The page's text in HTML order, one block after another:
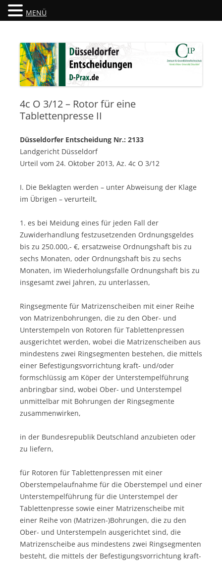
Düsseldorfer Entscheidungen
4c O 3/12 – Rotor für eine
Tablettenpresse II
Düsseldorfer Entscheidung Nr.: 2133
Landgericht Düsseldorf
Urteil vom 24. Oktober 2013, Az. 4c O 3/12
I. Die Beklagten werden – unter Abweisung der Klage
im Übrigen – verurteilt,
1. es bei Meidung eines für jeden Fall der
Zuwiderhandlung festzusetzenden Ordnungsgeldes
bis zu 250.000,- €, ersatzweise Ordnungshaft bis zu
sechs Monaten, oder Ordnungshaft bis zu sechs
Monaten, im Wiederholungsfalle Ordnungshaft bis zu
insgesamt zwei Jahren, zu unterlassen,
Ringsegmente für Matrizenscheiben mit einer Reihe
von Matrizenbohrungen, die zu den Ober- und
Unterstempeln von Rotoren für Tablettenpressen
ausgerichtet werden, wobei die Matrizenscheiben aus
mindestens zwei Ringsegmenten bestehen, die mittels
einer Befestigungsvorrichtung kraft- und/oder
formschlüssig am Köper der Unterstempelführung
anbringbar sind, wobei Ober- und Unterstempel
unmittelbar mit Bohrungen der Ringsegmente
zusammenwirken,
in der Bundesrepublik Deutschland anzubieten oder
zu liefern,
für Rotoren für Tablettenpressen mit einer
Oberstempelaufnahme für die Oberstempel und einer
Unterstempelführung für die Unterstempel der
Tablettenpresse sowie einer Matrizenscheibe mit
einer Reihe von (Matrizen-)Bohrungen, die zu den
Ober- und Unterstempeln ausgerichtet sind, die
Matrizenscheibe aus mindestens zwei Ringsegmenten
besteht, die mittels der Befestigungsvorrichtung kraft-
MENÜ